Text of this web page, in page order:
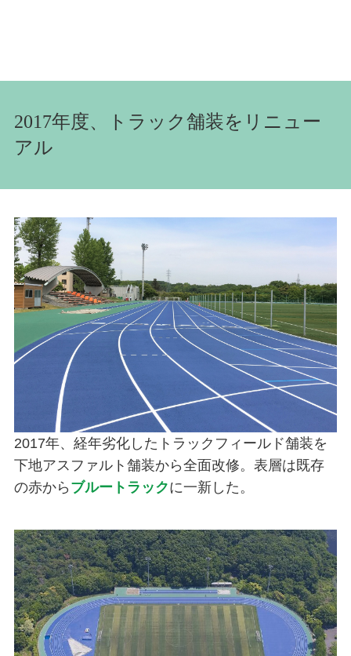
2017年度、トラック舗装をリニュー
アル
2017年、経年劣化したトラックフィールド舗装を
下地アスファルト舗装から全面改修。表層は既存
の赤から ブルートラックに一新した。